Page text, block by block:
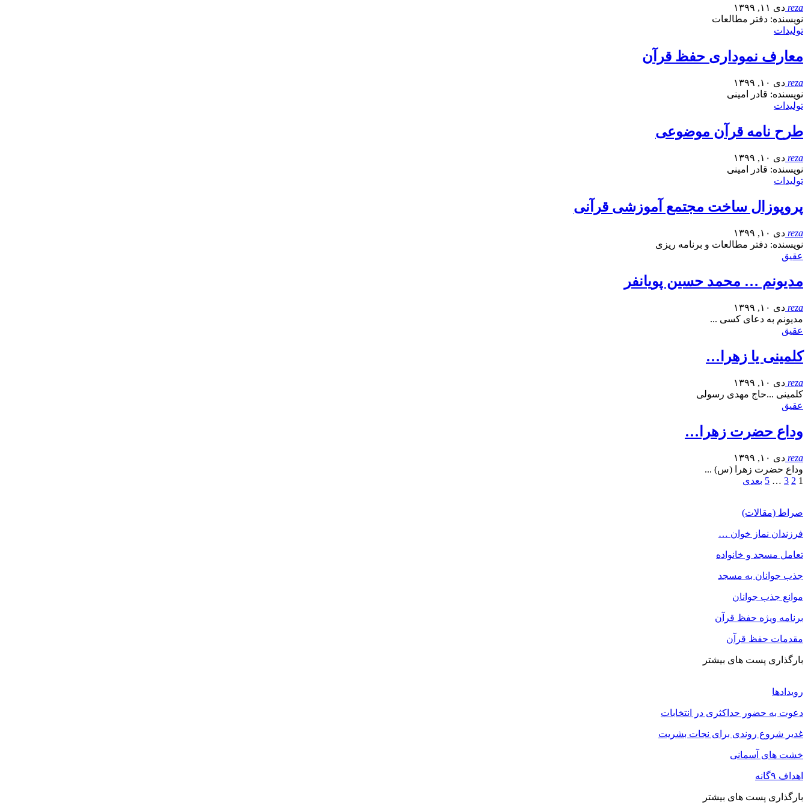
reza دی ۱۱, ۱۳۹۹
نویسنده: دفتر مطالعات
تولیدات
معارف نموداری حفظ قرآن
reza دی ۱۰, ۱۳۹۹
نویسنده: قادر امینی
تولیدات
طرح نامه قرآن موضوعی
reza دی ۱۰, ۱۳۹۹
نویسنده: قادر امینی
تولیدات
پروپوزال ساخت مجتمع آموزشی قرآنی
reza دی ۱۰, ۱۳۹۹
نویسنده: دفتر مطالعات و برنامه ریزی
عقیق
مدیونم … محمد حسین پویانفر
reza دی ۱۰, ۱۳۹۹
مدیونم به دعای کسی ...
عقیق
کلمینی یا زهرا…
reza دی ۱۰, ۱۳۹۹
کلمینی ...حاج مهدی رسولی
عقیق
وداع حضرت زهرا…
reza دی ۱۰, ۱۳۹۹
وداع حضرت زهرا (س) ...
1
2
3
…
5 بعدی
صراط (مقالات)
فرزندان نماز خوان …
تعامل مسجد و خانواده
جذب جوانان به مسجد
موانع جذب جوانان
برنامه ویژه حفظ قرآن
مقدمات حفظ قرآن
بارگذاری پست های بیشتر
رویدادها
دعوت به حضور حداکثری در انتخابات
غدیر شروع روندی برای نجات بشریت
خشت های آسمانی
اهداف ۹گانه
بارگذاری پست های بیشتر